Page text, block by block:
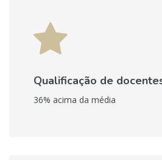
Qualificação de
36% acima da média